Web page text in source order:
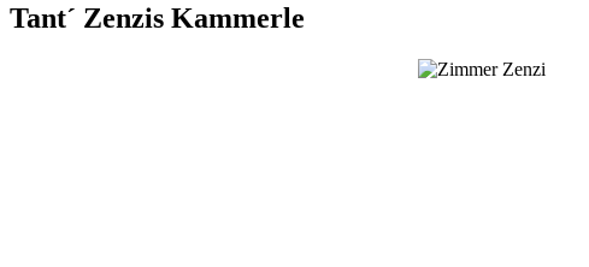
Tant´ Zenzis Kammerle